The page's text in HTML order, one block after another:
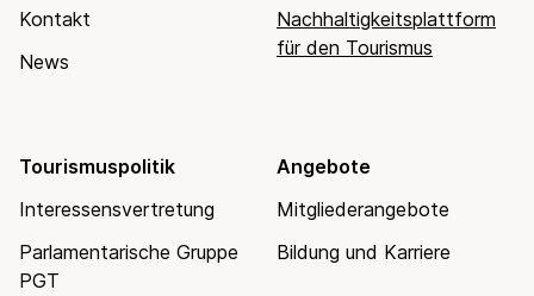
Kontakt
News
Nachhaltigkeitsplattform
für den Tourismus
Tourismuspolitik
Interessensvertretung
Parlamentarische Gruppe
PGT
Angebote
Mitgliederangebote
Bildung und Karriere